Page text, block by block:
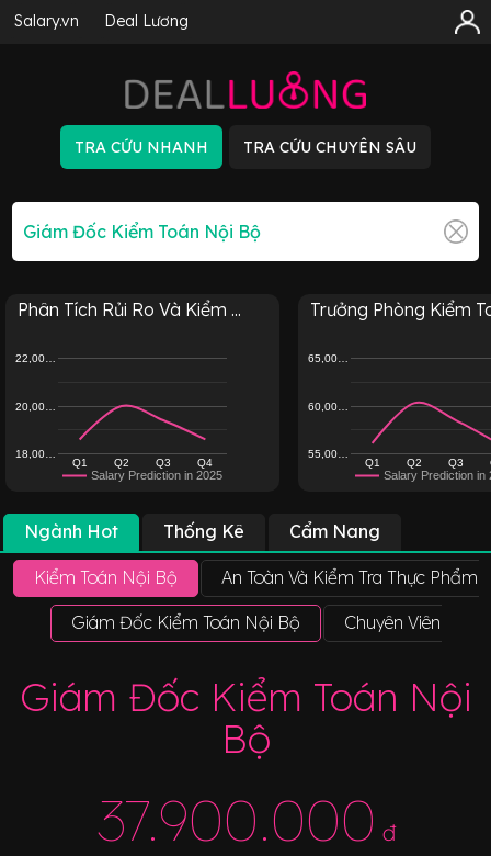
Salary.vn Deal Lương
Phân Tích Rủi Ro Và Kiểm ...
Salary Prediction in 2025
Q1 Q2 Q3 Q4
18,00…
20,00…
22,00…
Trưởng Phòng Kiểm
Salary Prediction in
Q1 Q2 Q3
55,00…
60,00…
65,00…
Ngành Hot Thống Kê Cẩm Nang
Kiểm Toán Nội Bộ An Toàn Và Kiểm Tra Thực Phẩm
Giám Đốc Kiểm Toán Nội Bộ Chuyên Viên
Giám Đốc Kiểm Toán Nội
Bộ
37.900.000 đ